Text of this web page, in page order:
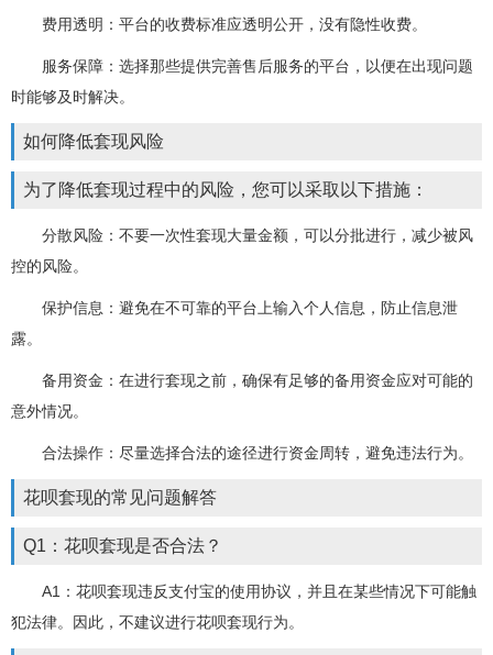
费用透明：平台的收费标准应透明公开，没有隐性收费。
服务保障：选择那些提供完善售后服务的平台，以便在出现问题
时能够及时解决。
如何降低套现风险
为了降低套现过程中的风险，您可以采取以下措施：
分散风险：不要一次性套现大量金额，可以分批进行，减少被风
控的风险。
保护信息：避免在不可靠的平台上输入个人信息，防止信息泄
露。
备用资金：在进行套现之前，确保有足够的备用资金应对可能的
意外情况。
合法操作：尽量选择合法的途径进行资金周转，避免违法行为。
花呗套现的常见问题解答
Q1：花呗套现是否合法？
A1：花呗套现违反支付宝的使用协议，并且在某些情况下可能触
犯法律。因此，不建议进行花呗套现行为。